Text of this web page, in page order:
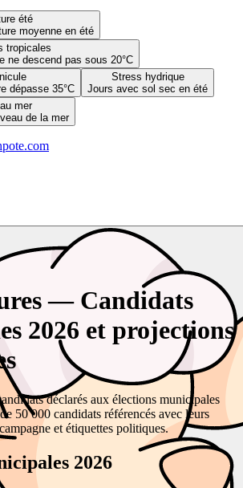
été
moyenne en été
tropicales
ne descend pas sous 20°C
dépasse 35°C
Stress hydrique
Jours avec sol sec en été
mer
de la mer
— Candidats
2026 et projections
déclarés aux élections municipales
50 000 candidats référencés avec leurs
et étiquettes politiques.
2026